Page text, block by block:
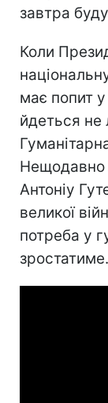
завтра
Коли
має попит
йдеться не
Нещодавно
Антоніу
великої
потреба у
зростатиме.